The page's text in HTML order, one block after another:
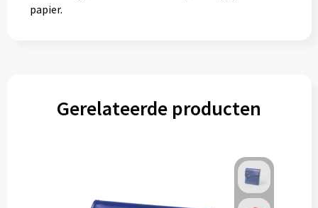
Vrije tijd
Zonnebrillen
papier.
Gerelateerde producten